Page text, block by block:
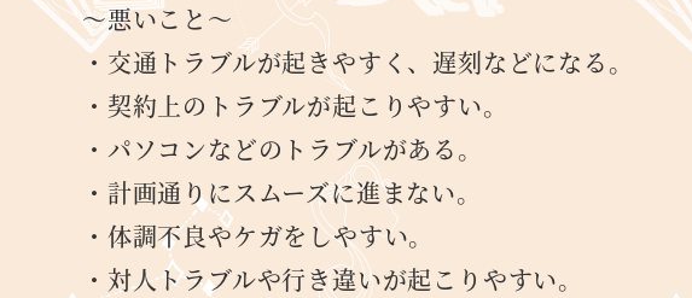
～悪いこと～
・交通トラブルが起きやすく、遅刻などになる。
・契約上のトラブルが起こりやすい。
・パソコンなどのトラブルがある。
・計画通りにスムーズに進まない。
・体調不良やケガをしやすい。
・対人トラブルや行き違いが起こりやすい。